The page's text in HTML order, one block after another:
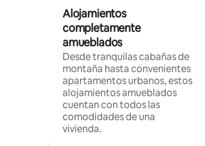
Alojamientos
completamente
amueblados
Desde tranquilas cabañas de
montaña hasta convenientes
apartamentos urbanos, estos
alojamientos amueblados
cuentan con todos las
comodidades de una
vivienda.